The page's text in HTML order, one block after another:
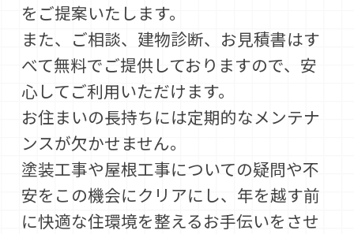
をご提案いたします。
また、ご相談、建物診断、お見積書はす
べて無料でご提供しておりますので、安
心してご利用いただけます。
お住まいの長持ちには定期的なメンテナ
ンスが欠かせません。
塗装工事や屋根工事についての疑問や不
安をこの機会にクリアにし、年を越す前
に快適な住環境を整えるお手伝いをさせ